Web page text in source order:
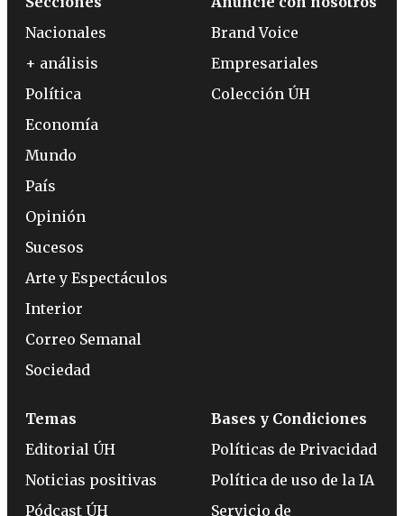
Nacionales
+ análisis
Política
Economía
Mundo
País
Opinión
Sucesos
Arte y Espectáculos
Interior
Correo Semanal
Sociedad
Brand Voice
Empresariales
Colección ÚH
Temas
Editorial ÚH
Noticias positivas
Pódcast ÚH
Bases y Condiciones
Políticas de Privacidad
Política de uso de la IA
Servicio de